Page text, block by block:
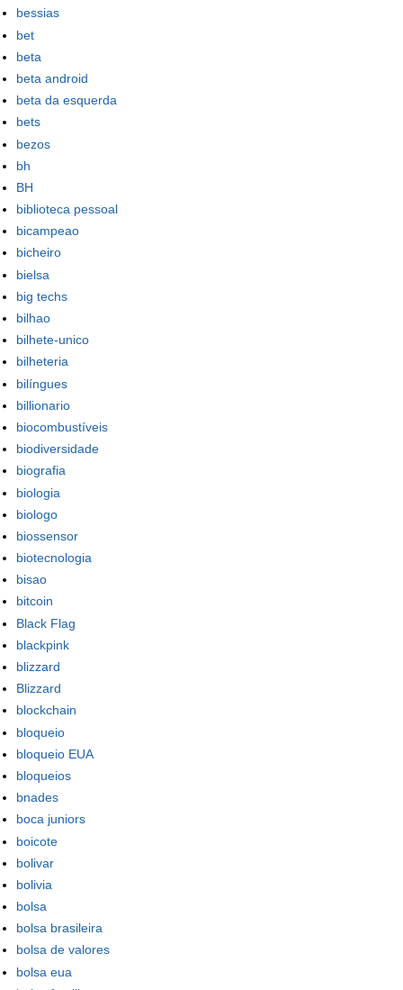
bessias
bet
beta
beta android
beta da esquerda
bets
bezos
bh
BH
biblioteca pessoal
bicampeao
bicheiro
bielsa
big techs
bilhao
bilhete-unico
bilheteria
bilíngues
billionario
biocombustíveis
biodiversidade
biografia
biologia
biologo
biossensor
biotecnologia
bisao
bitcoin
Black Flag
blackpink
blizzard
Blizzard
blockchain
bloqueio
bloqueio EUA
bloqueios
bnades
boca juniors
boicote
bolivar
bolivia
bolsa
bolsa brasileira
bolsa de valores
bolsa eua